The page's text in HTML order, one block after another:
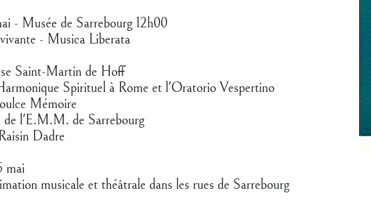
- Musée de Sarrebourg 12h00
- Musica Liberata
Saint-Martin de Hoff
Spirituel à Rome et l'Oratorio Vespertino
Mémoire
de l'E.M.M. de Sarrebourg
Dadre
mai
musicale et théâtrale dans les rues de Sarrebourg